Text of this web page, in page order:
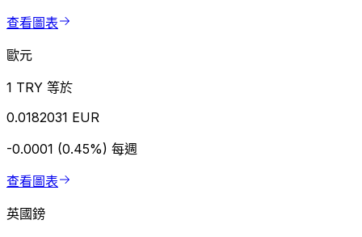
查看圖表
歐元
1 TRY 等於
0.0182031 EUR
-0.0001 (0.45%) 每週
查看圖表
英國鎊